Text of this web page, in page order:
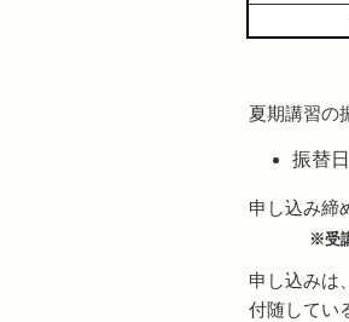
夏期講習の
振替
申し込み
※受
申し込みは
付随してい